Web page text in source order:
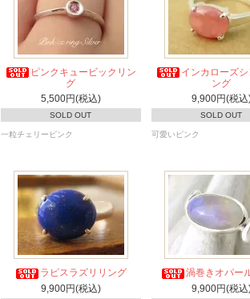
ピンクキュービックリン
グ
5,500円(税込)
SOLD OUT
一粒チェリーピンク
インカローズシ
ング
9,900円(税込
SOLD OUT
可愛いピンク
ラピスラズリリング
9,900円(税込)
渦巻きオパー
9,900円(税込